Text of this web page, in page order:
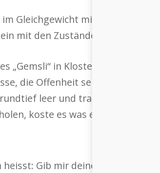
Gleichgewicht mit mir selber
mit den Zuständen unserer
„Gemsli“ in Klosters, Rudolf
die Offenheit seine
leer und traurig“ erzählte
koste es was es wolle – und
Gib mir deine Autonomie